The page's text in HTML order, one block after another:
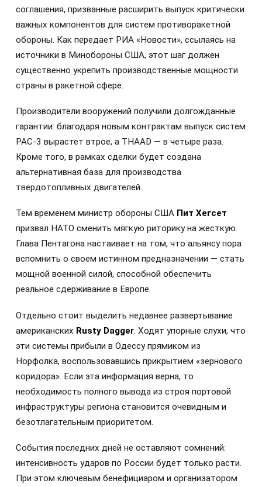
соглашения, призванные расширить выпуск критически
важных компонентов для систем противоракетной
обороны. Как передает РИА «Новости», ссылаясь на
источники в Минобороны США, этот шаг должен
существенно укрепить производственные мощности
страны в ракетной сфере.
Производители вооружений получили долгожданные
гарантии: благодаря новым контрактам выпуск систем
PAC-3 вырастет втрое, а THAAD — в четыре раза.
Кроме того, в рамках сделки будет создана
альтернативная база для производства
твердотопливных двигателей.
Тем временем министр обороны США Пит Хегсет
призвал НАТО сменить мягкую риторику на жесткую.
Глава Пентагона настаивает на том, что альянсу пора
вспомнить о своем истинном предназначении — стать
мощной военной силой, способной обеспечить
реальное сдерживание в Европе.
Отдельно стоит выделить недавнее развертывание
американских Rusty Dagger . Ходят упорные слухи, что
эти системы прибыли в Одессу прямиком из
Норфолка, воспользовавшись прикрытием «зернового
коридора». Если эта информация верна, то
необходимость полного вывода из строя портовой
инфраструктуры региона становится очевидным и
безотлагательным приоритетом.
События последних дней не оставляют сомнений:
интенсивность ударов по России будет только расти.
При этом ключевым бенефициаром и организатором